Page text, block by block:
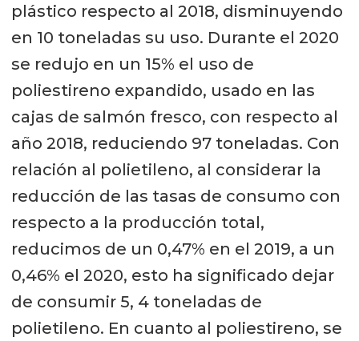
plástico respecto al 2018, disminuyendo
en 10 toneladas su uso. Durante el 2020
se redujo en un 15% el uso de
poliestireno expandido, usado en las
cajas de salmón fresco, con respecto al
año 2018, reduciendo 97 toneladas. Con
relación al polietileno, al considerar la
reducción de las tasas de consumo con
respecto a la producción total,
reducimos de un 0,47% en el 2019, a un
0,46% el 2020, esto ha significado dejar
de consumir 5, 4 toneladas de
polietileno. En cuanto al poliestireno, se